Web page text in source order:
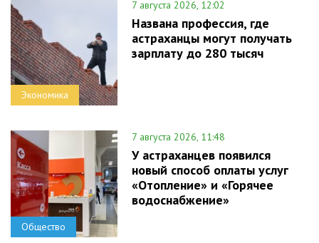
Экономика
7 августа 2026, 12:02
Названа профессия, где
астраханцы могут получать
зарплату до 280 тысяч
Общество
7 августа 2026, 11:48
У астраханцев появился
новый способ оплаты услуг
«Отопление» и «Горячее
водоснабжение»